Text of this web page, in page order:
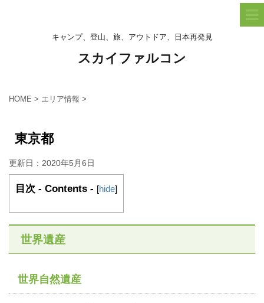
キャンプ、登山、旅、アウトドア、日本再発見
スカイファルコン
HOME > エリア情報 >
東京都
更新日： 2020年5月6日
目次 - Contents - [hide]
世界遺産
世界自然遺産